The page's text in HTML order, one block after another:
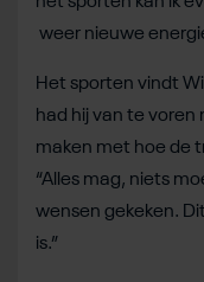
weer nieuwe
Het sporten vindt
had hij van te
maken met hoe de
“Alles mag, niets
wensen gekeken.
is.”